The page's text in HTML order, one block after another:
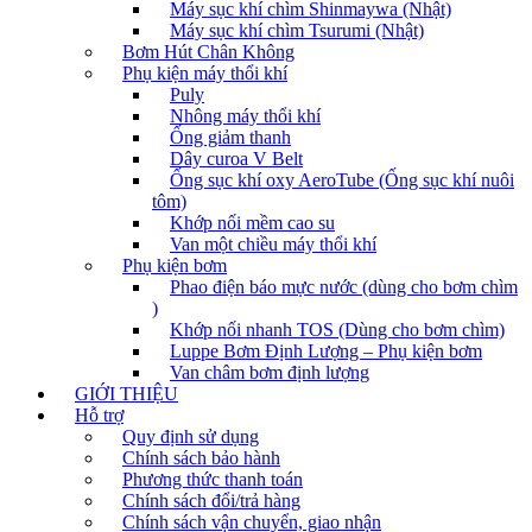
Máy sục khí chìm Shinmaywa (Nhật)
Máy sục khí chìm Tsurumi (Nhật)
Bơm Hút Chân Không
Phụ kiện máy thổi khí
Puly
Nhông máy thổi khí
Ống giảm thanh
Dây curoa V Belt
Ống sục khí oxy AeroTube (Ống sục khí nuôi
tôm)
Khớp nối mềm cao su
Van một chiều máy thổi khí
Phụ kiện bơm
Phao điện báo mực nước (dùng cho bơm chìm
)
Khớp nối nhanh TOS (Dùng cho bơm chìm)
Luppe Bơm Định Lượng – Phụ kiện bơm
Van châm bơm định lượng
GIỚI THIỆU
Hỗ trợ
Quy định sử dụng
Chính sách bảo hành
Phương thức thanh toán
Chính sách đổi/trả hàng
Chính sách vận chuyển, giao nhận